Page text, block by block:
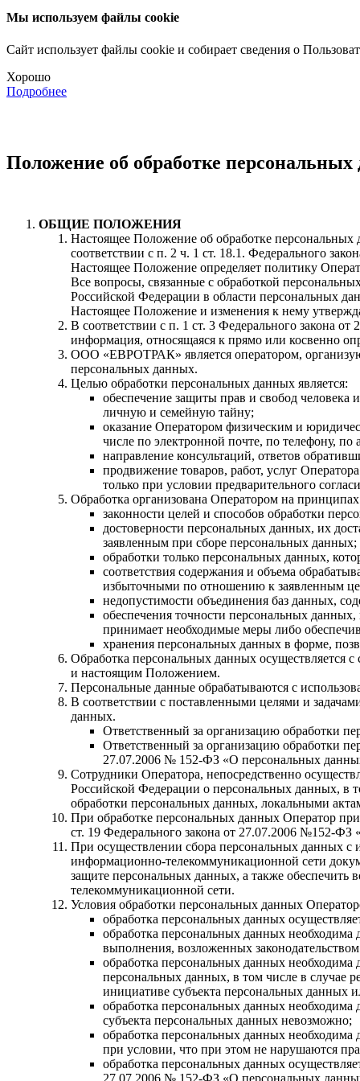
Мы используем файлы cookie
Сайт использует файлы cookie и собирает сведения о
Хорошо
Подробнее
Положение об обработке
ОБЩИЕ ПОЛОЖЕНИЯ
Настоящее Положение об обработке
соответствии с п. 2 ч. 1 ст. 18.1. Федерального
Настоящее Положение определяет политику
Все вопросы, связанные с обработкой
Российской Федерации в области персональных
Настоящее Положение и изменения к нему
В соответствии с п. 1 ст. 3 Федерального закона
информация, относящаяся к прямо или косвенно
ООО «ЕВРОТРАК» является оператором,
персональных данных.
Целью обработки персональных данных является:
обеспечение защиты прав и свобод
личную и семейную тайну;
оказание Оператором физическим и
числе по электронной почте, по телефону,
направление консультаций, ответов
продвижение товаров, работ, услуг
только при условии предварительного
Обработка организована Оператором на
законности целей и способов обработки
достоверности персональных данных, их
заявленным при сборе персональных данных;
обработки только персональных данных,
соответствия содержания и объема
избыточными по отношению к заявленным
недопустимости объединения баз данных,
обеспечения точности персональных
принимает необходимые меры либо
хранения персональных данных в форме,
Обработка персональных данных
и настоящим Положением.
Персональные данные обрабатываются с
В соответствии с поставленными целями и
данных.
Ответственный за организацию обработки
Ответственный за организацию обработки
27.07.2006 № 152-ФЗ «О персональных
Сотрудники Оператора, непосредственно
Российской Федерации о персональных данных, в
обработки персональных данных, локальными
При обработке персональных данных Оператор
ст. 19 Федерального закона от 27.07.2006 №152-
При осуществлении сбора персональных данных с
информационно-телекоммуникационной сети
защите персональных данных, а также обеспечить
телекоммуникационной сети.
Условия обработки персональных данных
обработка персональных данных
обработка персональных данных
выполнения, возложенных
обработка персональных данных необходима
персональных данных, в том числе в случае
инициативе субъекта персональных данных
обработка персональных данных
субъекта персональных данных невозможно;
обработка персональных данных
при условии, что при этом не нарушаются
обработка персональных данных